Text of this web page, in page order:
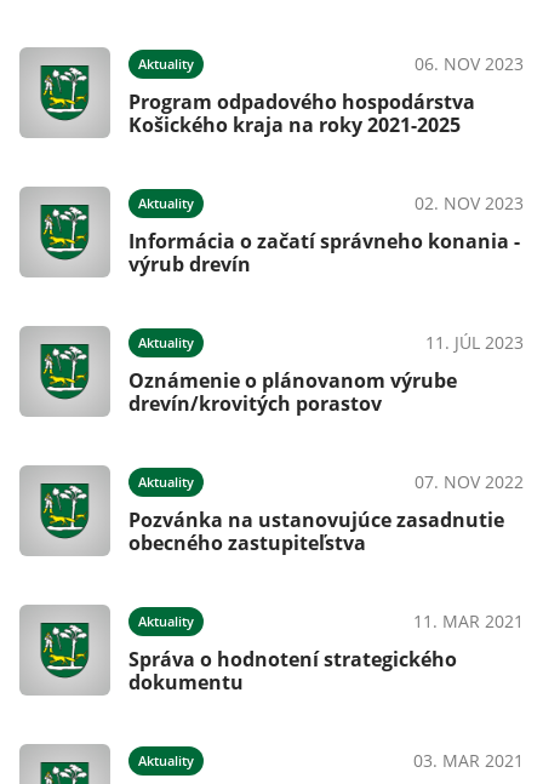
Aktuality 06. NOV 2023
Program odpadového hospodárstva
Košického kraja na roky 2021-2025
Aktuality 02. NOV 2023
Informácia o začatí správneho konania -
výrub drevín
Aktuality 11. JÚL 2023
Oznámenie o plánovanom výrube
drevín/krovitých porastov
Aktuality 07. NOV 2022
Pozvánka na ustanovujúce zasadnutie
obecného zastupiteľstva
Aktuality 11. MAR 2021
Správa o hodnotení strategického
dokumentu
Aktuality 03. MAR 2021